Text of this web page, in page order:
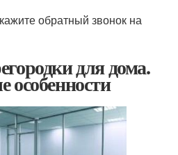
обратный звонок на
для дома.
особенности